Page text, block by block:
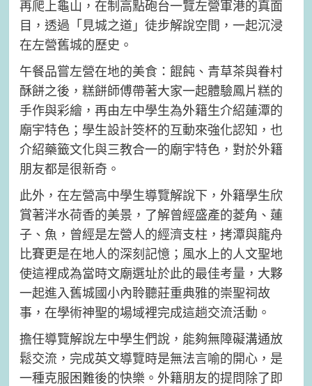
再爬上龜山，在制高點砲台一覽左營軍港的真面
目，透過「見城之道」徒步解說空間，一起沉浸
在左營舊城的歷史。
午餐品嘗左營在地的美食：餛飩、青草茶與眷村
酥餅之後，糕餅師傅帶著大家一起體驗鳳片糕的
手作與彩繪，再由左中學生為外籍生介紹蓮潭的
廟宇特色；學生設計筊杯的互動來強化認知，也
介紹藥籤文化與三教合一的廟宇特色，對於外籍
朋友都是很新奇。
此外，在左營高中學生導覽解說下，外籍學生欣
賞著泮水荷香的美景，了解曾經盛產的菱角、蓮
子、魚，曾經是左營人的經濟支柱，拷潭與龍舟
比賽更是在地人的深刻記憶；風水上的人文聖地
使這裡成為當時文廟選址於此的最佳考量，大夥
一起進入舊城國小內聆聽莊重典雅的崇聖祠故
事，在學術神聖的場域裡完成這趟交流活動。
擔任導覽解說左中學生們說，能夠無障礙溝通放
鬆交流，完成英文導覽時是無法言喻的開心，是
一種克服困難後的快樂。外籍朋友的提問除了即